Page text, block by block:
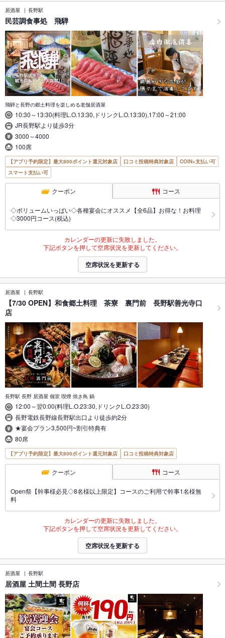
居酒屋 長野駅
民芸調食事処 飛騨
飛騨と長野の郷土料理を楽しめる老舗居酒屋
10:30～13:30(料理L.O.13:30,ドリンクL.O.13:30),17:00～21:00
JR長野駅より徒歩3分
3000～4000
100席
【アプリ予約限定】最大800ポイント還元対象店 口コミ投稿特典対象店
COIN+支払い可
スマート支払い可
クーポン コース
◇ボリュームいっぱい◇各種宴会にオススメ【全6品】お得な！お料理
◇3000円コース(税込)
カレンダーの更新に失敗しました。
下記ボタンを押して空席状況を更新してください。
空席状況を更新する
居酒屋 長野駅
【7/30 OPEN】和食郷土料理 茶寮 裏門前 長野駅善光寺口
店
長野駅 長野 居酒屋 個室 喫煙 焼き鳥 鍋
12:00～翌0:00(料理L.O.23:30,ドリンクL.O.23:30)
長野電鉄長野線長野駅出口より徒歩約2分
★宴会プラン3,500円~割引特典有
80席
【アプリ予約限定】最大800ポイント還元対象店 口コミ投稿特典対象店
クーポン コース
Open祭【幹事様必見◇8名様以上限定】コースのご利用で幹事1名様無
料
カレンダーの更新に失敗しました。
下記ボタンを押して空席状況を更新してください。
空席状況を更新する
居酒屋 長野駅
居酒屋 土間土間 長野店